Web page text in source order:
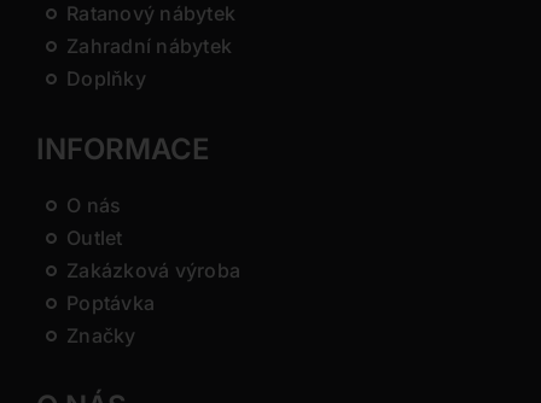
Ratanový nábytek
Zahradní nábytek
Doplňky
INFORMACE
O nás
Outlet
Zakázková výroba
Poptávka
Značky